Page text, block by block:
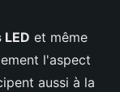
et même
l'aspect
aussi à la